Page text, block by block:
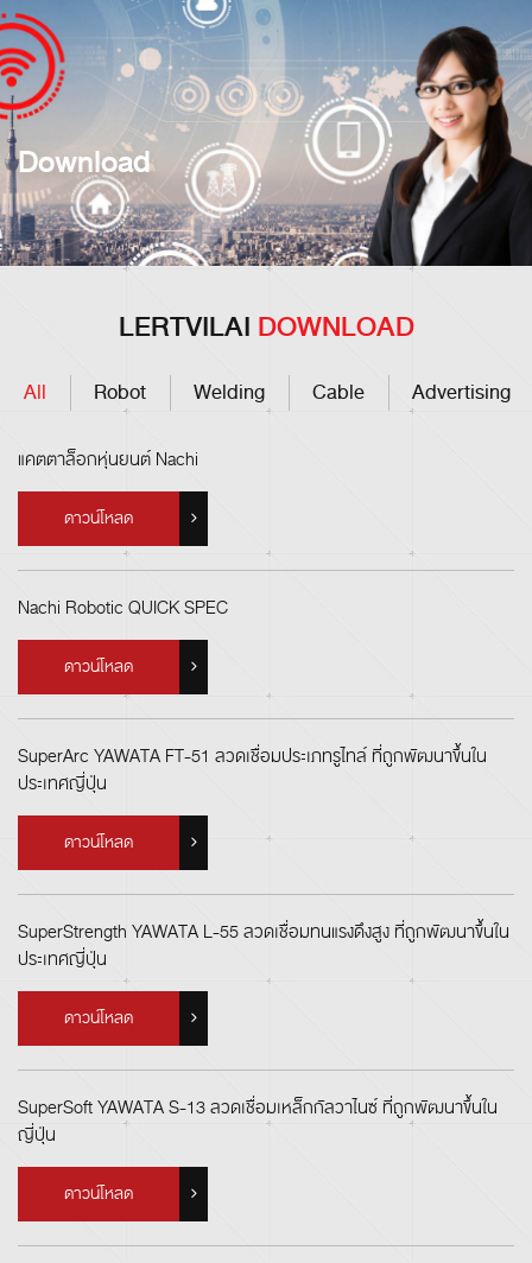
Download
LERTVILAI DOWNLOAD
All Robot Welding Cable Advertising
แคตตาล็อกหุ่นยนต์ Nachi
ดาวน์โหลด
Nachi Robotic QUICK SPEC
ดาวน์โหลด
SuperArc YAWATA FT-51 ลวดเชื่อมประเภทรูไทล์ ที่ถูกพัฒนาขึ้นใน
ประเทศญี่ปุ่น
ดาวน์โหลด
SuperStrength YAWATA L-55 ลวดเชื่อมทนแรงดึงสูง ที่ถูกพัฒนาขึ้นใน
ประเทศญี่ปุ่น
ดาวน์โหลด
SuperSoft YAWATA S-13 ลวดเชื่อมเหล็กกัลวาไนซ์ ที่ถูกพัฒนาขึ้นใน
ญี่ปุ่น
ดาวน์โหลด